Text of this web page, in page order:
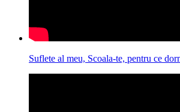
Suflete al meu, Scoala-te, pentru ce